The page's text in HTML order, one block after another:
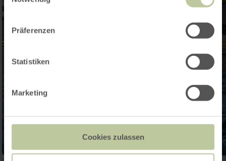
Präferenzen
Statistiken
Marketing
Cookies zulassen